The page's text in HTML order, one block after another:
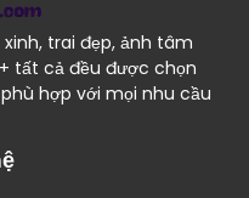
trai đẹp, ảnh tâm
tất cả đều được chọn
hợp với mọi nhu cầu